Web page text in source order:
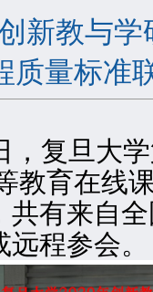
新教与
质量标准
，复旦大
教育在线
共有来自
程参会。